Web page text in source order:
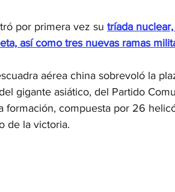
por primera vez su tríada
así como tres nuevas ramas
aérea china sobrevoló la
gigante asiático, del Partido
formación, compuesta por 26
de la victoria.